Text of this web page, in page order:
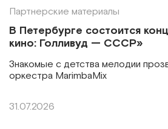
Партнерские материалы
В Петербурге состоится
кино: Голливуд — СССР»
Знакомые с детства мелодии
оркестра MarimbaMix
31.07.2026